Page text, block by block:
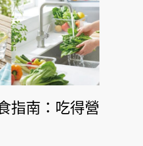
指南：吃得營